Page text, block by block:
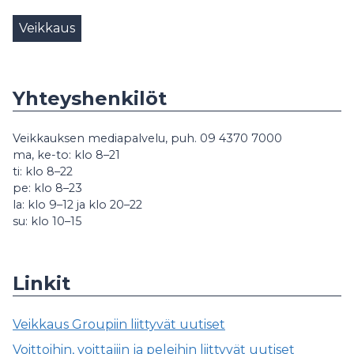
Veikkaus
Yhteyshenkilöt
Veikkauksen mediapalvelu, puh. 09 4370 7000
ma, ke-to: klo 8–21
ti: klo 8–22
pe: klo 8–23
la: klo 9–12 ja klo 20–22
su: klo 10–15
Linkit
Veikkaus Groupiin liittyvät uutiset
Voittoihin, voittajiin ja peleihin liittyvät uutiset